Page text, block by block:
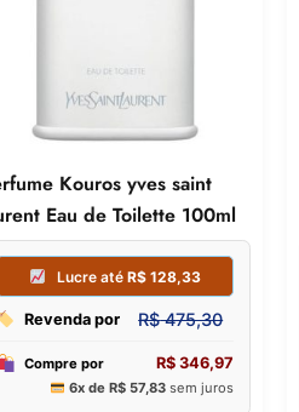
Lucre até
Revenda por
Kouros yves saint
Eau de Toilette 100ml